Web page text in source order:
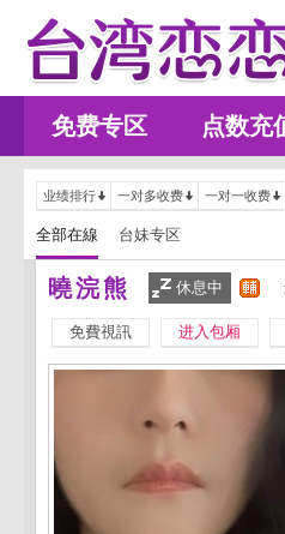
免费专区 点数充
业绩排行 一对多收费 一对一收费
全部在線 台妹专区
曉浣熊 休息中
免費視訊 进入包厢